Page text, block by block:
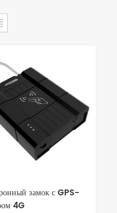
замок с GPS-
4G